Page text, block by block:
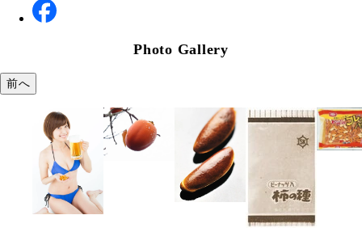
Photo Gallery
前へ